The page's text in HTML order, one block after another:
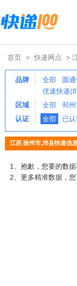
首页 > 快递网点 >
品牌 全部 圆
优速快递
区域
全部
邳
认证
全部 已
江苏,徐州市,沛县快递信
1、抱歉，您要的数
2、更多精准数据，